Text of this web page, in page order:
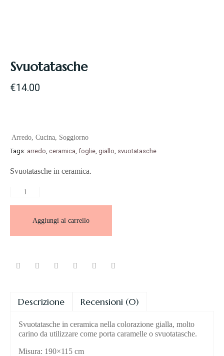
Svuotatasche
€14.00
Arredo, Cucina, Soggiorno
Tags: arredo, ceramica, foglie, giallo, svuotatasche
Svuotatasche in ceramica.
Aggiungi al carrello
Descrizione Recensioni (0)
Svuotatasche in ceramica nella colorazione gialla, molto
carino da utilizzare come porta caramelle o svuotatasche.
Misura: 190×115 cm